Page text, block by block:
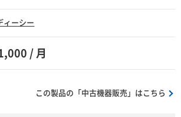
ィーシー
/ 月
この製品の「中古機器販売」はこちら